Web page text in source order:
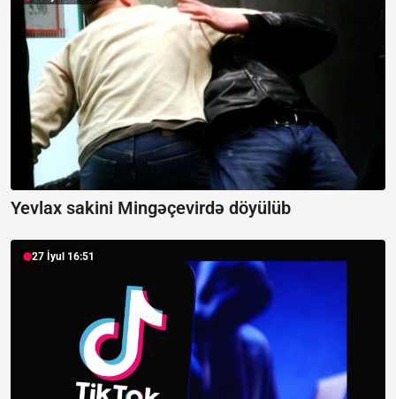
Yevlax sakini Mingəçevirdə döyülüb
27 İyul 16:51